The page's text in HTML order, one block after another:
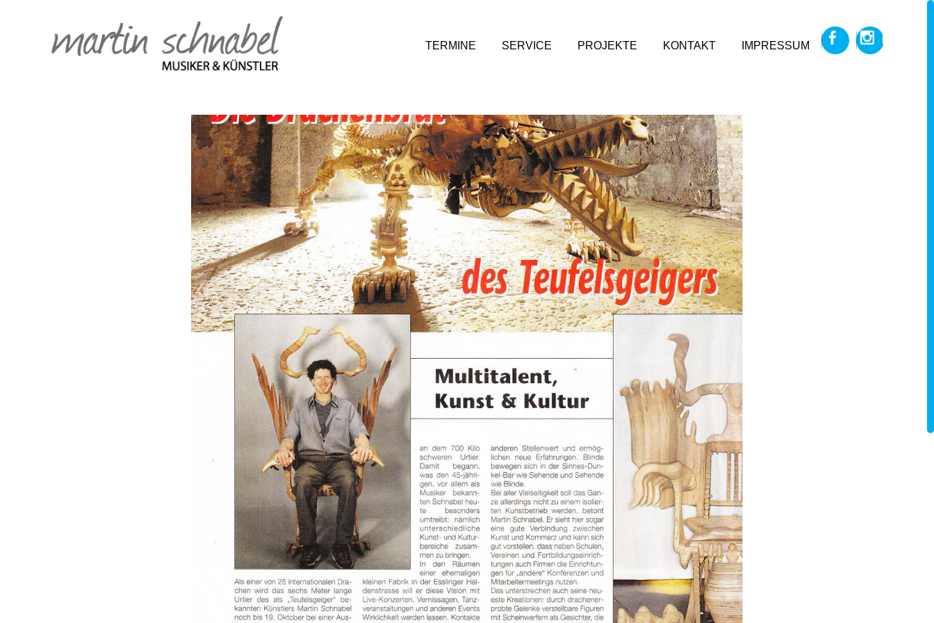
TERMINE SERVICE PROJEKTE KONTAKT IMPRESSUM